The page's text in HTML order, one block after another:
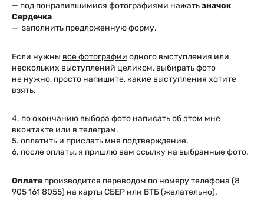
— под понравившимися фотографиями нажатьзначок
Сердечка
— заполнить предложенную форму.
Если нужны все фотографии одного выступления или
нескольких выступлений целиком, выбирать фото
не нужно, просто напишите, какие выступления хотите
взять.
4. по окончанию выбора фото написать об этом мне
вконтакте или в телеграм.
5. оплатить и прислать мне подтверждение.
6. после оплаты, я пришлю вам ссылку на выбранные фото.
Оплата производится переводом по номеру телефона (8
905 161 8055) на карты СБЕР или ВТБ (желательно).